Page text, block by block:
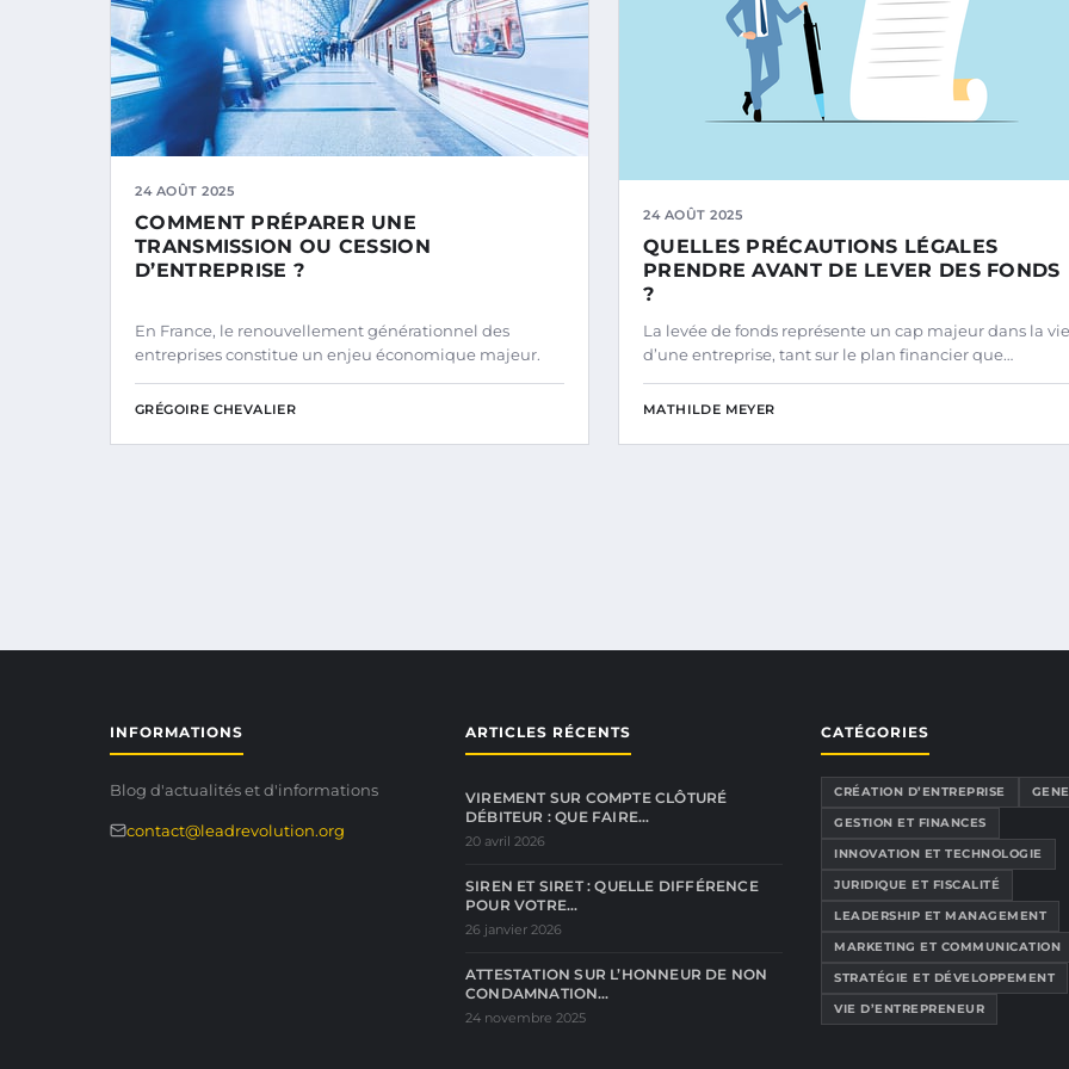
24 AOÛT 2025
COMMENT PRÉPARER UNE
TRANSMISSION OU CESSION
D’ENTREPRISE ?
En France, le renouvellement générationnel des
entreprises constitue un enjeu économique majeur.
GRÉGOIRE CHEVALIER
24 AOÛT 2025
QUELLES PRÉCAUTIONS LÉGALES
PRENDRE AVANT DE LEVER DES FONDS
?
La levée de fonds représente un cap majeur dans la vie
d’une entreprise, tant sur le plan financier que…
MATHILDE MEYER
INFORMATIONS
Blog d'actualités et d'informations
contact@leadrevolution.org
ARTICLES RÉCENTS
VIREMENT SUR COMPTE CLÔTURÉ
DÉBITEUR : QUE FAIRE…
20 avril 2026
SIREN ET SIRET : QUELLE DIFFÉRENCE
POUR VOTRE…
26 janvier 2026
ATTESTATION SUR L’HONNEUR DE NON
CONDAMNATION…
24 novembre 2025
CATÉGORIES
CRÉATION D’ENTREPRISE
GESTION ET FINANCES
INNOVATION ET TECHNOLOGIE
JURIDIQUE ET FISCALITÉ
LEADERSHIP ET MANAGEMENT
MARKETING ET COMMUNICATION
STRATÉGIE ET DÉVELOPPEMENT
VIE D’ENTREPRENEUR